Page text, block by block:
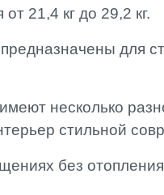
21,4 кг до 29,2 кг.
для
несколько
стильной
без